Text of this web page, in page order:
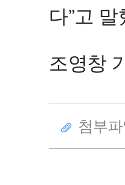
다”고
조영창
첨부